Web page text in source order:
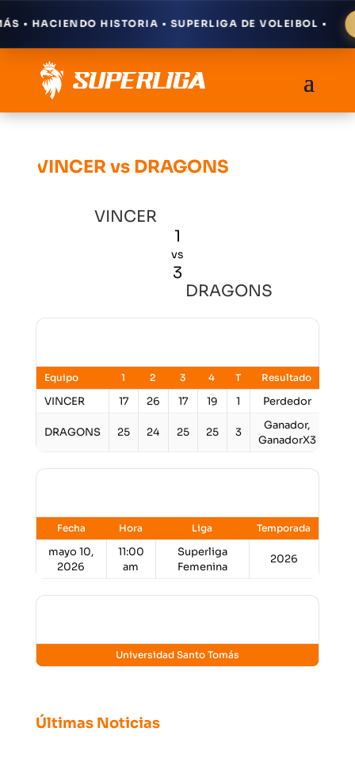
• HACIENDO HISTORIA • SUPERLIGA DE VOLEIBOL •
VINCER vs DRAGONS
VINCER
1
vs
3
DRAGONS
Equipo 1 2 3 4 T Resultado
VINCER 17 26 17 19 1 Perdedor
DRAGONS 25 24 25 25 3
Ganador,
GanadorX3
Fecha Hora Liga Temporada
mayo 10,
2026
11:00
am
Superliga
Femenina
2026
Universidad Santo Tomás
Últimas Noticias